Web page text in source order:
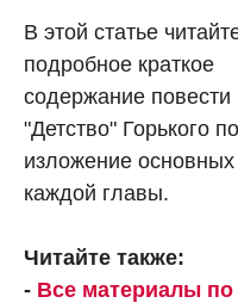
В этой статье
подробное краткое
содержание повести
"Детство" Горького
изложение
каждой главы.
Читайте также:
- Все материалы